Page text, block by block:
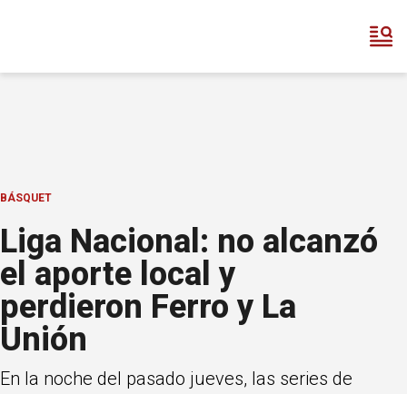
BÁSQUET
Liga Nacional: no alcanzó
el aporte local y
perdieron Ferro y La
Unión
En la noche del pasado jueves, las series de